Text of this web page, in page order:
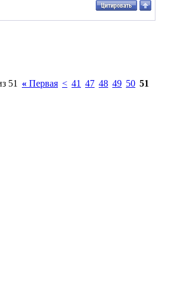
51 « Первая < 41 47 48 49 50 51